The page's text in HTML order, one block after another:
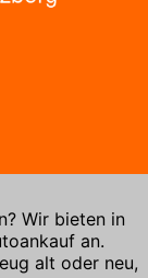
Wir bieten in
an.
alt oder neu,